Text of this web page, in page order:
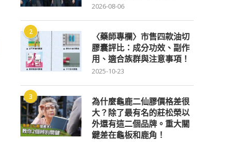
2026-08-06
2
〈藥師專欄〉市售四款油切
膠囊評比：成分功效、副作
用、適合族群與注意事項！
2025-10-23
3
為什麼龜鹿二仙膠價格差很
大？除了最有名的莊松榮以
外還有這二個品牌。重大關
鍵差在龜板和鹿角！